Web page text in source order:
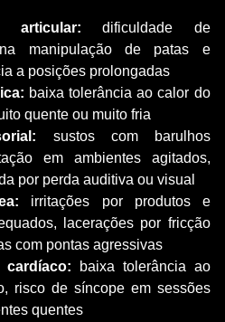
articular: dificuldade de
manipulação de patas e
a posições prolongadas
baixa tolerância ao calor do
quente ou muito fria
sustos com barulhos
em ambientes agitados,
por perda auditiva ou visual
irritações por produtos e
lacerações por fricção
com pontas agressivas
cardíaco: baixa tolerância ao
risco de síncope em sessões
quentes